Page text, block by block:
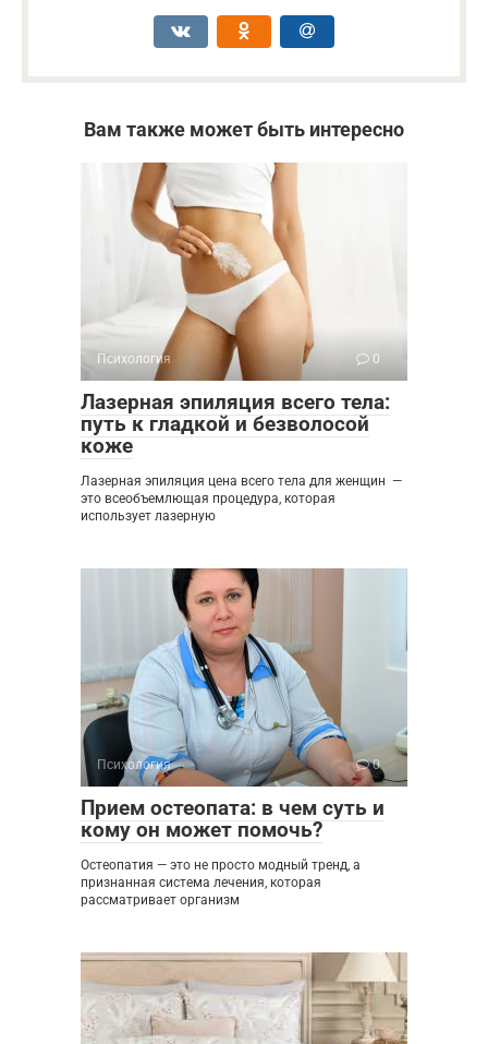
Вам также может быть интересно
Психология 0
Лазерная эпиляция всего тела:
путь к гладкой и безволосой
коже
Лазерная эпиляция цена всего тела для женщин —
это всеобъемлющая процедура, которая
использует лазерную
Психология 0
Прием остеопата: в чем суть и
кому он может помочь?
Остеопатия — это не просто модный тренд, а
признанная система лечения, которая
рассматривает организм